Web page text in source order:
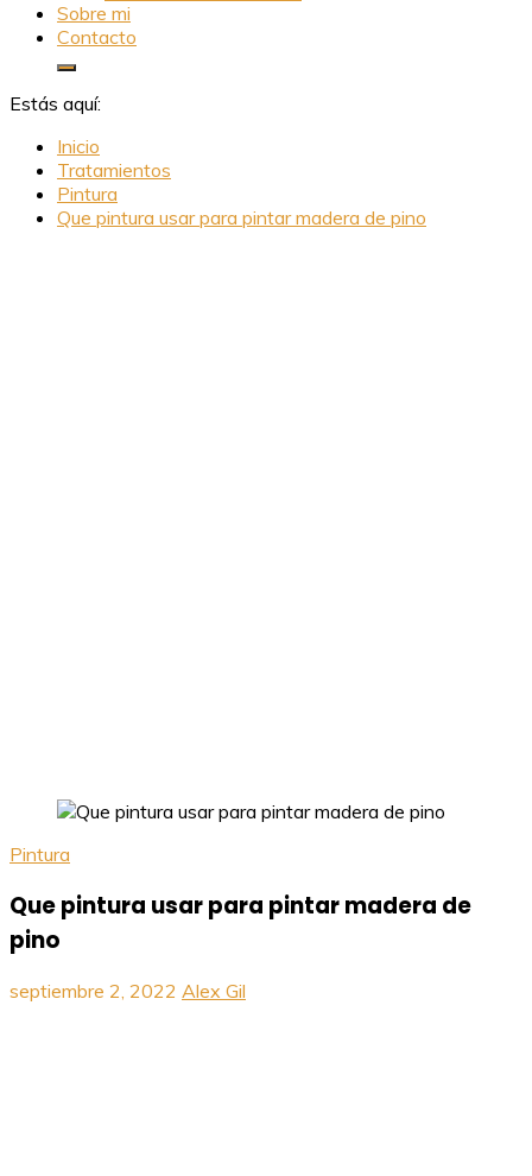
Sobre mi
Contacto
Estás aquí:
Inicio
Tratamientos
Pintura
Que pintura usar para pintar madera de pino
Pintura
Que pintura usar para pintar madera de
pino
septiembre 2, 2022 Alex Gil